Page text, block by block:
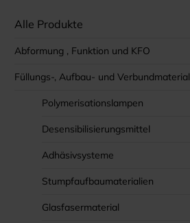
Alle Produkte
Abformung , Funktion und KFO
Füllungs-, Aufbau- und Verbundmaterial
Polymerisationslampen
Desensibilisierungsmittel
Adhäsivsysteme
Stumpfaufbaumaterialien
Glasfasermaterial